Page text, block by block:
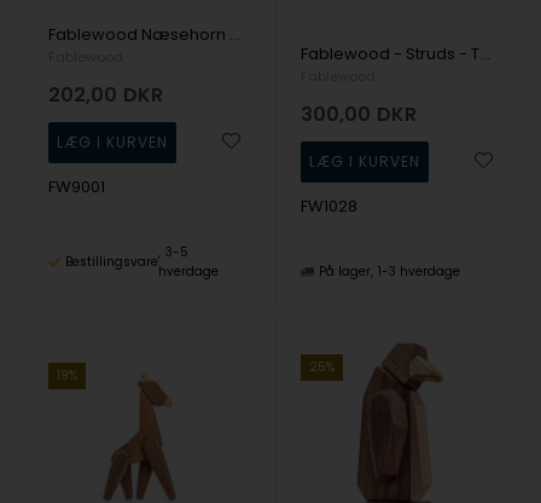
Fablewood Næsehorn ungen - Træ figur sammensat med magneter
202,00 DKR
FW9001
Bestillingsvare
3-5
hverdage
Fablewood - Struds - Træfigur sammensat med magneter
300,00 DKR
FW1028
På lager 1-3 hverdage
19% 25%